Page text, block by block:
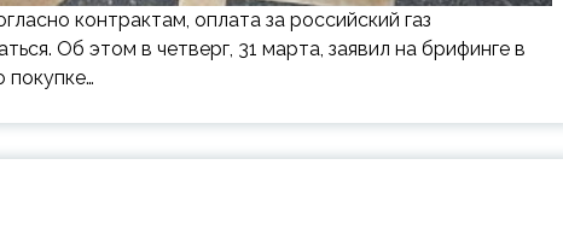
контрактам, оплата за российский газ
Об этом в четверг, 31 марта, заявил на брифинге в